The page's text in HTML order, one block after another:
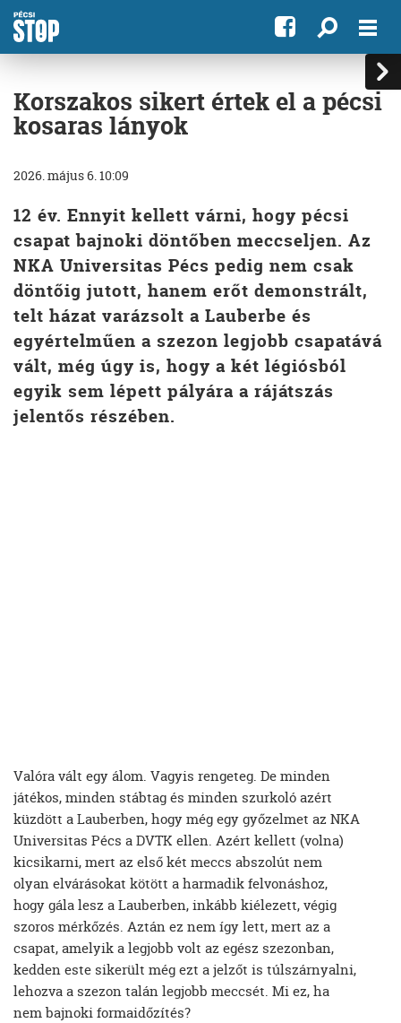
Korszakos sikert értek el a pécsi
kosaras lányok
2026. május 6. 10:09
12 év. Ennyit kellett várni, hogy pécsi
csapat bajnoki döntőben meccseljen. Az
NKA Universitas Pécs pedig nem csak
döntőig jutott, hanem erőt demonstrált,
telt házat varázsolt a Lauberbe és
egyértelműen a szezon legjobb csapatává
vált, még úgy is, hogy a két légiósból
egyik sem lépett pályára a rájátszás
jelentős részében.
Valóra vált egy álom. Vagyis rengeteg. De minden
játékos, minden stábtag és minden szurkoló azért
küzdött a Lauberben, hogy még egy győzelmet az NKA
Universitas Pécs a DVTK ellen. Azért kellett (volna)
kicsikarni, mert az első két meccs abszolút nem
olyan elvárásokat kötött a harmadik felvonáshoz,
hogy gála lesz a Lauberben, inkább kiélezett, végig
szoros mérkőzés. Aztán ez nem így lett, mert az a
csapat, amelyik a legjobb volt az egész szezonban,
kedden este sikerült még ezt a jelzőt is túlszárnyalni,
lehozva a szezon talán legjobb meccsét. Mi ez, ha
nem bajnoki formaidőzítés?